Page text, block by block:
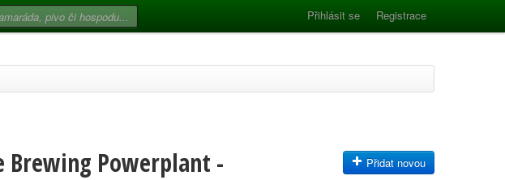
Přihlásit se Registrace
Brewing Powerplant - Přidat novou